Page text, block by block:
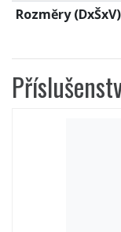
Rozměry (DxŠxV)